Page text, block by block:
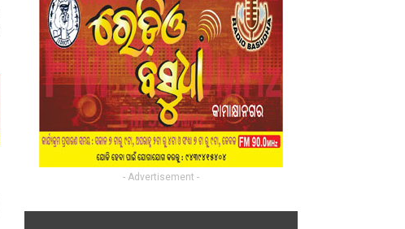
- Advertisement -